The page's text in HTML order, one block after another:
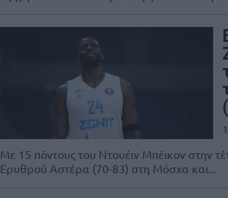
Με 15 πόντους του Ντουέιν Μπέικον στην
Ερυθρού Αστέρα (70-83) στη Μόσχα και...